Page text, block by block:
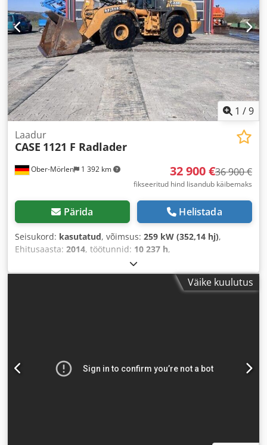
1 /9
Ober-Mörlen 1 392 km
Laadur
CASE 1121 F Radlader
32 900 €36 900 €
fikseeritud hind lisandub käibemaks
Pärida Helistada
Seisukord: kasutatud, võimsus: 259 kW (352,14 hj),
Ehitusaasta: 2014, töötunnid: 10 237 h,
Väike kuulutus